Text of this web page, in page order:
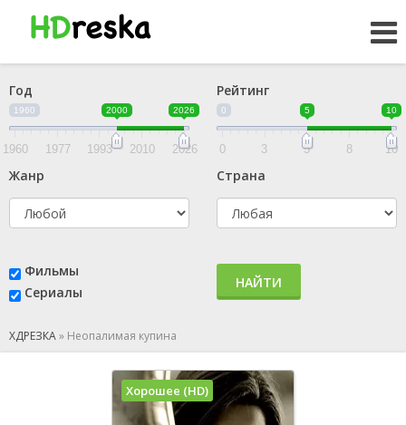
Год
1960 2000 2026
1960 1977 1993 2010 2026
Рейтинг
0 5 10
0 3 5 8 10
Жанр Страна
Фильмы
Сериалы
НАЙТИ
ХДРЕЗКА» Неопалимая купина
Хорошее (HD)